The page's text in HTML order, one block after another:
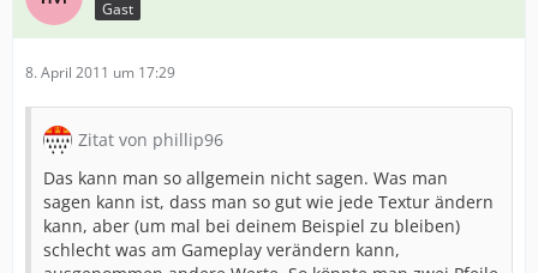
Gast
8. April 2011 um 17:29
Zitat von phillip96
Das kann man so allgemein nicht sagen. Was man
sagen kann ist, dass man so gut wie jede Textur ändern
kann, aber (um mal bei deinem Beispiel zu bleiben)
schlecht was am Gameplay verändern kann,